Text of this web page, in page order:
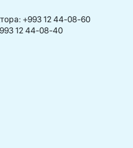
+993 12 44-08-60
12 44-08-40